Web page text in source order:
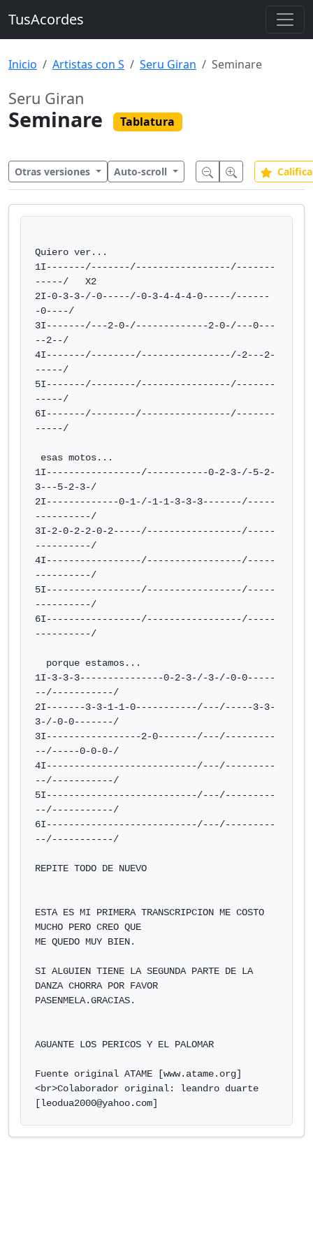
TusAcordes
Inicio Artistas con S Seru Giran Seminare
Seru Giran
Seminare Tablatura
Otras versiones Auto-scroll
Quiero ver...
1I-------/-------/-----------------/-------
-----/   X2
2I-0-3-3-/-0-----/-0-3-4-4-4-0-----/------
-0----/
3I-------/---2-0-/-------------2-0-/---0---
--2--/
4I-------/--------/----------------/-2---2-
-----/
5I-------/--------/----------------/-------
-----/
6I-------/--------/----------------/-------
-----/
1I-----------------/-----------0-2-3-/-5-2-
3---5-2-3-/
2I-------------0-1-/-1-1-3-3-3-------/-----
----------/
3I-2-0-2-2-0-2-----/-----------------/-----
----------/
4I-----------------/-----------------/-----
----------/
5I-----------------/-----------------/-----
----------/
6I-----------------/-----------------/-----
----------/
1I-3-3-3---------------0-2-3-/-3-/-0-0-----
--/-----------/
2I-------3-3-1-1-0-----------/---/-----3-3-
3-/-0-0-------/
3I-----------------2-0-------/---/---------
--/-----0-0-0-/
4I---------------------------/---/---------
--/-----------/
5I---------------------------/---/---------
--/-----------/
6I---------------------------/---/---------
--/-----------/
REPITE TODO DE NUEVO
ESTA ES MI PRIMERA TRANSCRIPCION ME COSTO
MUCHO PERO CREO QUE
ME QUEDO MUY BIEN.
SI ALGUIEN TIENE LA SEGUNDA PARTE DE LA
DANZA CHORRA POR FAVOR
PASENMELA.GRACIAS.
AGUANTE LOS PERICOS Y EL PALOMAR
Fuente original ATAME [www.atame.org]
<br>Colaborador original: leandro duarte
[leodua2000@yahoo.com]